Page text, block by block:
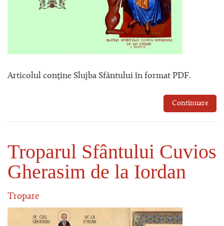
Articolul conține Slujba Sfântului în format PDF.
Continuare
Troparul Sfântului Cuvios
Gherasim de la Iordan
Tropare